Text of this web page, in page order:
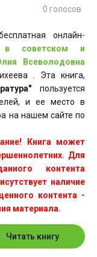
0 голосов
онлайн-
в советском и
Всеволодовна
. Эта книга,
пользуется
и ее место в
на нашем сайте по
Книга может
Для
контента
наличие
контента -
материала.
Читать книгу